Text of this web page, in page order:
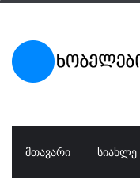
ᲛᲗᲐᲕᲐᲠᲘ ᲡᲘᲐᲮᲚᲔ